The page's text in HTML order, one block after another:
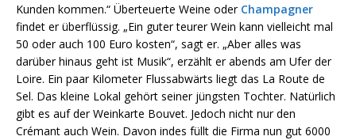
Kunden kommen.“ Überteuerte Weine oder Champagner
findet er überflüssig. „Ein guter teurer Wein kann vielleicht mal
50 oder auch 100 Euro kosten“, sagt er. „Aber alles was
darüber hinaus geht ist Musik“, erzählt er abends am Ufer der
Loire. Ein paar Kilometer Flussabwärts liegt das La Route de
Sel. Das kleine Lokal gehört seiner jüngsten Tochter. Natürlich
gibt es auf der Weinkarte Bouvet. Jedoch nicht nur den
Crémant auch Wein. Davon indes füllt die Firma nun gut 6000